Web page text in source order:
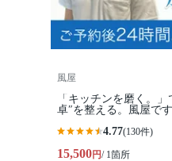
風屋
「キッチンを磨く。
卓″を整える。風屋です
4.77(130件)
15,500円/ 1箇所